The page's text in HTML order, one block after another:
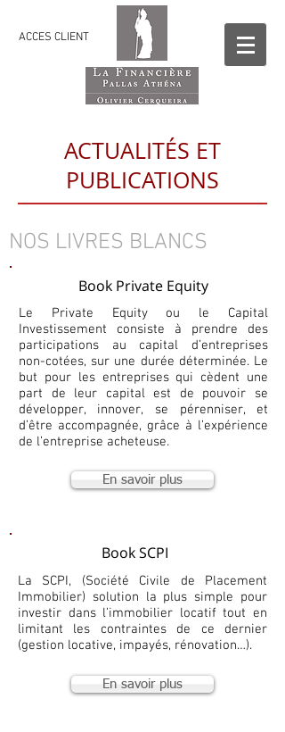
ACCES CLIENT
ACTUALITÉS ET
PUBLICATIONS
NOS LIVRES BLANCS
Book Private Equity
Le Private Equity ou le Capital
Investissement consiste à prendre des
participations au capital d’entreprises
non-cotées, sur une durée déterminée. Le
but pour les entreprises qui cèdent une
part de leur capital est de pouvoir se
développer, innover, se pérenniser, et
d’être accompagnée, grâce à l’expérience
de l’entreprise acheteuse.
En savoir plus
Book SCPI
La SCPI, (Société Civile de Placement
Immobilier) solution la plus simple pour
investir dans l’immobilier locatif tout en
limitant les contraintes de ce dernier
(gestion locative, impayés, rénovation…).
En savoir plus